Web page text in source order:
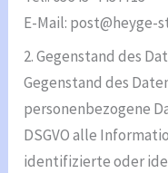
E-Mail: post@heyge-
2. Gegenstand des
Gegenstand des
personenbezogene
DSGVO alle
identifizierte oder